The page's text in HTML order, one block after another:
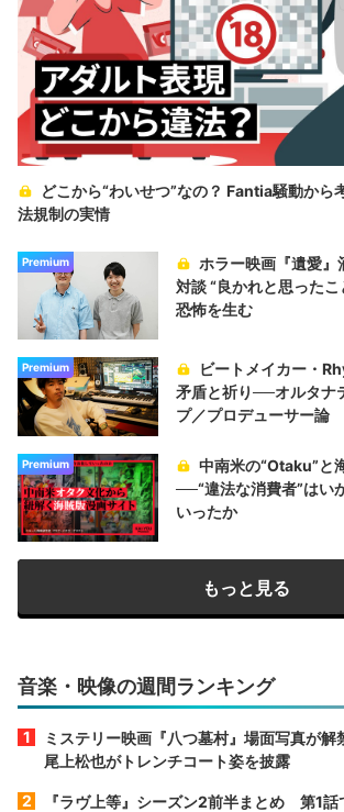
どこから“わいせつ”なの？ Fantia騒動から
法規制の実情
Premium
ホラー映画『遺愛
対談 “良かれと思ったこ
恐怖を生む
Premium
ビートメイカー・
矛盾と祈り──オルタナ
プ／プロデューサー論
Premium
中南米の“Otaku”と
──“違法な消費者”はい
いったか
もっと見る
音楽・映像の週間ランキング
ミステリー映画『八つ墓村』場面写真が
尾上松也がトレンチコート姿を披露
『ラヴ上等』シーズン2前半まとめ 第1話